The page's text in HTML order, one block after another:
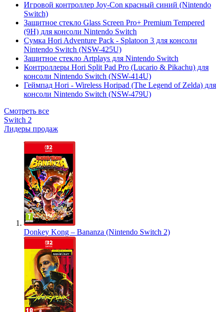
Игровой контроллер Joy-Con красный синий (Nintendo
Switch)
Защитное стекло Glass Screen Pro+ Premium Tempered
(9H) для консоли Nintendo Switch
Сумка Hori Adventure Pack - Splatoon 3 для консоли
Nintendo Switch (NSW-425U)
Защитное стекло Artplays для Nintendo Switch
Контроллеры Hori Split Pad Pro (Lucario & Pikachu) для
консоли Nintendo Switch (NSW-414U)
Геймпад Hori - Wireless Horipad (The Legend of Zelda) для
консоли Nintendo Switch (NSW-479U)
Смотреть все
Switch 2
Лидеры продаж
Donkey Kong – Bananza (Nintendo Switch 2)